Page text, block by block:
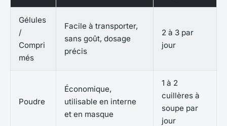
Gélules
/
Compri
més
Facile à transporter,
sans goût, dosage
précis
2 à 3 par
jour
Poudre
Économique,
utilisable en interne
et en masque
1 à 2
cuillères à
soupe par
jour